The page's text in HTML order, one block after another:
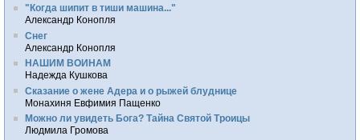
"Когда шипит в тиши машина..."
Александр Конопля
Снег
Александр Конопля
НАШИМ ВОИНАМ
Надежда Кушкова
Сказание о жене Адера и о рыжей блуднице
Монахиня Евфимия Пащенко
Можно ли увидеть Бога? Тайна Святой Троицы
Людмила Громова